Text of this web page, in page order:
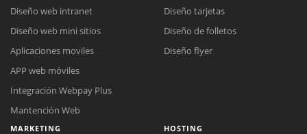
Diseño web intranet
Diseño web mini sitios
Aplicaciones moviles
APP web móviles
Integración Webpay Plus
Mantención Web
Diseño tarjetas
Diseño de folletos
Diseño flyer
MARKETING HOSTING